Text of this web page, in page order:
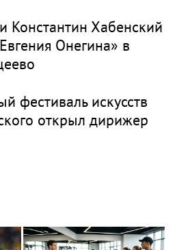
Хабенский
Онегина» в
фестиваль искусств
открыл дирижер